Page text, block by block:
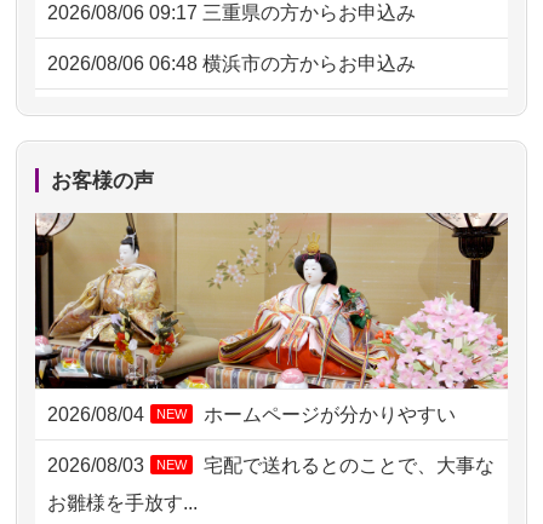
2026/08/06 09:17 三重県の方からお申込み
2026/08/06 06:48 横浜市の方からお申込み
2026/08/05 15:07 東京都の方からお申込み
2026/08/05 11:33
2026/08/04 17:34 西亀有の方からお申込み
2026/08/04 15:40 千葉県の方からお申込み
2026/08/04 14:04 東京都の方からお申込み
2026/08/04 00:38 中野区の方からお申込み
2026/08/03 21:17 愛知県の方からお申込み
2026/08/02 18:47 虎ノ門の方からお申込み
お客様の声
2026/08/04 NEW ホームページが分かりやすい
2026/08/03 NEW
宅配で送れるとのことで、大事な
お雛様を手放す...